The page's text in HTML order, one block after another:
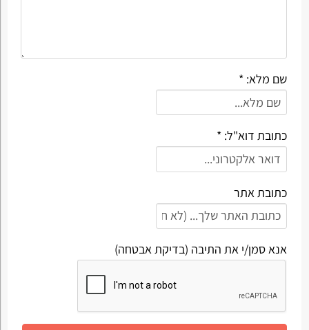
שם מלא: *
כתובת דוא"ל: *
כתובת אתר
אנא סמן/י את התיבה (בדיקת אבטחה)